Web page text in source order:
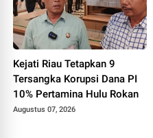
Kejati Riau Tetapkan 9
Tersangka Korupsi Dana PI
10% Pertamina Hulu Rokan
Augustus 07, 2026